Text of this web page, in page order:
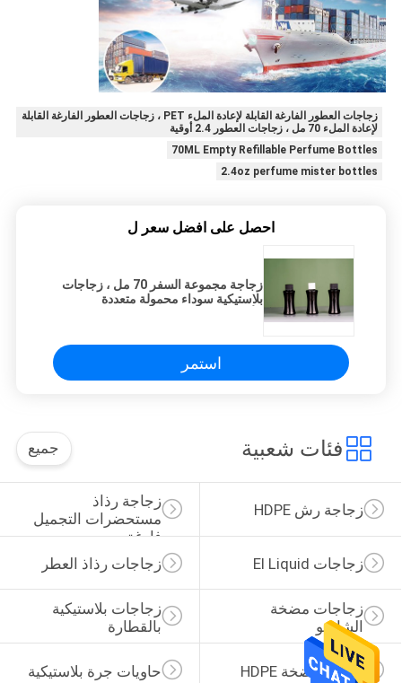
زجاجات العطور الفارغة القابلة لإعادة الملء PET ، زجاجات العطور الفارغة القابلة
لإعادة الملء 70 مل ، زجاجات العطور 2.4 أوقية
70ML Empty Refillable Perfume Bottles
2.4oz perfume mister bottles
احصل على افضل سعر ل
زجاجة مجموعة السفر 70 مل ، زجاجات
بلاستيكية سوداء محمولة متعددة
استمر
فئات شعبية جميع
زجاجة رذاذ
مستحضرات التجميل
فارغة
زجاجة رش HDPE
زجاجات رذاذ العطر زجاجات El Liquid
زجاجات بلاستيكية
بالقطارة
زجاجات مضخة
الشامبو
حاويات جرة بلاستيكية زجاجة مضخة HDPE